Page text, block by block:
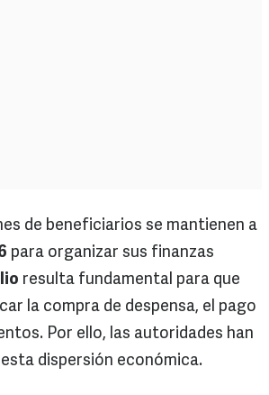
de beneficiarios se mantienen a
para organizar sus finanzas
resulta fundamental para que
la compra de despensa, el pago
Por ello, las autoridades han
dispersión económica.